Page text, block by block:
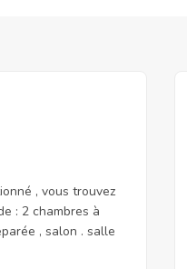
, vous trouvez
: 2 chambres à
, salon . salle